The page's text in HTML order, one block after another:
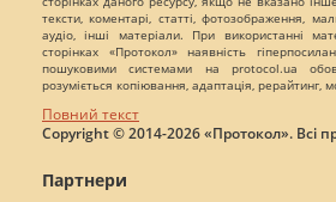
тексти, коментарі, статті, фотозображення,
аудіо, інші матеріали. При використанні
сторінках «Протокол» наявність
пошуковими системами на protocol.ua
розуміється копіювання, адаптація, рерайтинг,
Повний текст
Copyright © 2014-2026 «Протокол». Всі
Партнери